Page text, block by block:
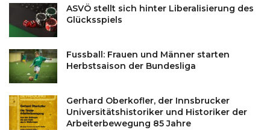
ASVÖ stellt sich hinter Liberalisierung des
Glücksspiels
Fussball: Frauen und Männer starten
Herbstsaison der Bundesliga
Gerhard Oberkofler, der Innsbrucker
Universitätshistoriker und Historiker der
Arbeiterbewegung 85 Jahre